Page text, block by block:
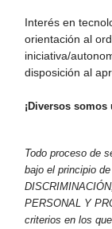
Interés en
orientación al
iniciativa/
disposición al
¡Diversos somos
Todo proceso de
bajo el principio
PERSONAL Y
criterios en los